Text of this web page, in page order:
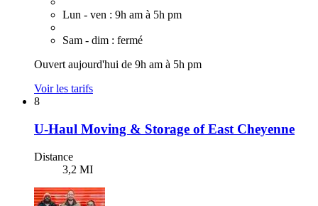
Lun - ven : 9h am à 5h pm
Sam - dim : fermé
Ouvert aujourd'hui de 9h am à 5h pm
Voir les tarifs
8
U-Haul Moving & Storage of East Cheyenne
Distance
3,2 MI